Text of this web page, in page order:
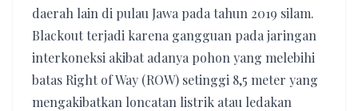
daerah lain di pulau Jawa pada tahun 2019 silam.
Blackout terjadi karena gangguan pada jaringan
interkoneksi akibat adanya pohon yang melebihi
batas Right of Way (ROW) setinggi 8,5 meter yang
mengakibatkan loncatan listrik atau ledakan